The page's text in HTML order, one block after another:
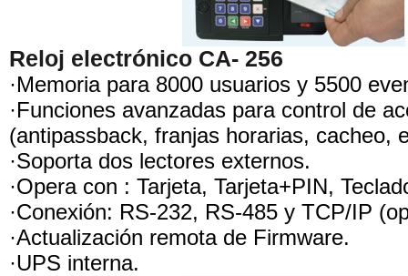
Reloj electrónico CA- 256
·Memoria para 8000 usuarios y 5500
·Funciones avanzadas para control de
(antipassback, franjas horarias, cacheo,
·Soporta dos lectores externos.
·Opera con : Tarjeta, Tarjeta+PIN,
·Conexión: RS-232, RS-485 y TCP/IP
·Actualización remota de Firmware.
·UPS interna.